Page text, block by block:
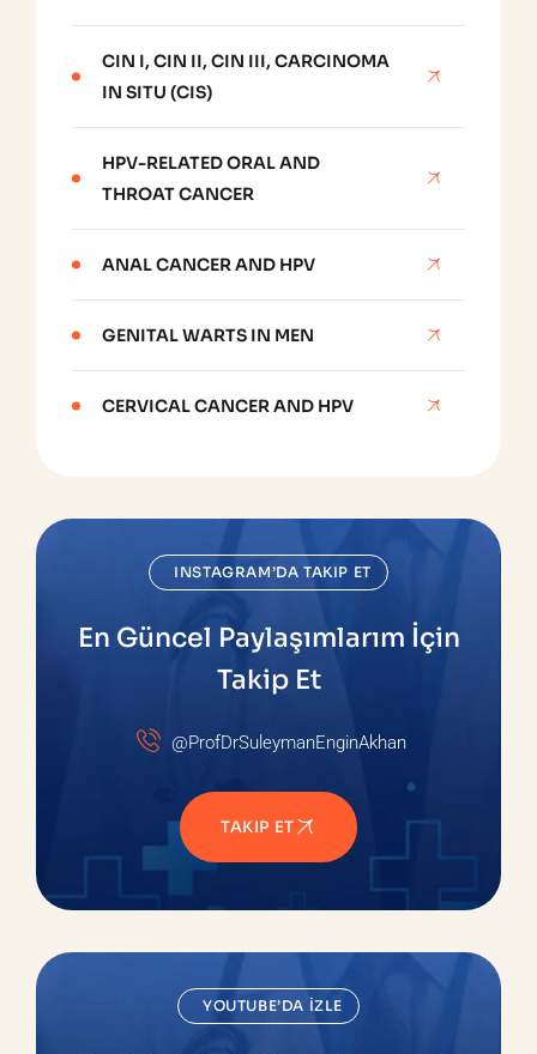
CIN I, CIN II, CIN III, CARCINOMA
IN SITU (CIS)
HPV-RELATED ORAL AND
THROAT CANCER
ANAL CANCER AND HPV
GENITAL WARTS IN MEN
CERVICAL CANCER AND HPV
INSTAGRAM’DA TAKIP ET
En Güncel Paylaşımlarım İçin
Takip Et
@ProfDrSuleymanEnginAkhan
TAKIP ET
YOUTUBE’DA İZLE